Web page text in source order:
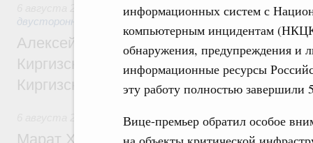
информационных систем с
компьютерным инцидентам
обнаружения, предупреждения и
информационные ресурсы
эту работу полностью завершили
Вице-премьер обратил особое
Экономические и гуманитарные
двусторонней основе
Алексей Оверчук принял участие в
Киргизского экономического форума и
Киргизской межрегиональной
Дорожное хозяйство
Марат Хуснуллин: На двух скоростных